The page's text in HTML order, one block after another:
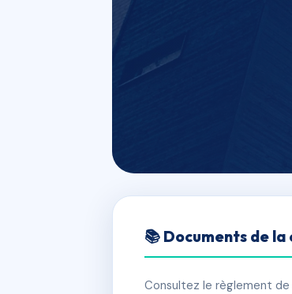
SDC 109
📍 109 av victor hugo
📚 Documents de
Consultez le règlement